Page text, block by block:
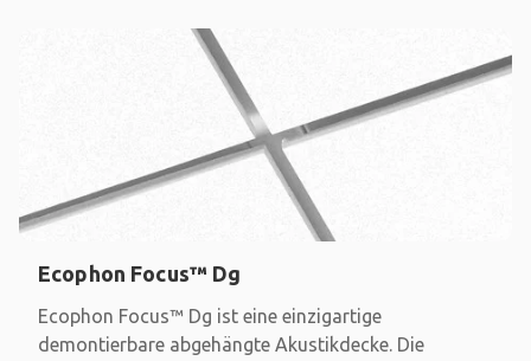
Ecophon Focus™ Dg
Ecophon Focus™ Dg ist eine einzigartige
demontierbare abgehängte Akustikdecke. Die